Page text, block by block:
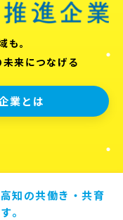
も。
来につなげる
業とは
知の共働き・共育
。